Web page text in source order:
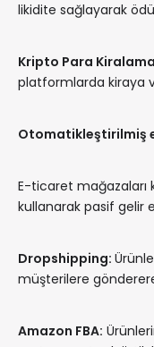
likidite sağlayarak
Kripto Para
platformlarda kiraya
Otomatikleştirilmiş
E-ticaret mağazaları
kullanarak pasif gelir
Dropshipping:
müşterilere
Amazon FBA: